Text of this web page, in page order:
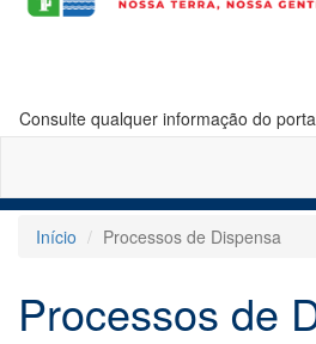
Consulte qualquer informação do
Início
Processos de Dispensa
Processos de